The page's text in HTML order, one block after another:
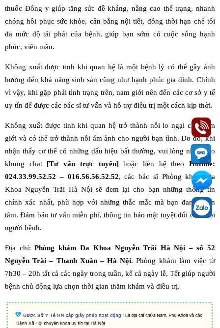
thuốc Đông y giúp tăng sức đề kháng, nâng cao thể trạng, nhanh
chóng hồi phục sức khỏe, cân bằng nội tiết, đồng thời hạn chế tối
đa mức độ tái phát của bệnh, giúp bạn sớm có cuộc sống hạnh
phúc, viên mãn.
Không xuất được tinh khi quan hệ là một bệnh lý có thể gây ảnh
hưởng đến khả năng sinh sản cũng như hạnh phúc gia đình. Chính
vì vậy, khi gặp phải tình trạng trên, nam giới nên đến các cơ sở y tế
uy tín để được các bác sĩ tư vấn và hỗ trợ điều trị một cách kịp thời.
Không xuất được tinh khi quan hệ trở thành nỗi lo ngại cho nam
giới và có thể trở thành nỗi ám ảnh cho người bạn tình. Do đó, khi
nhận thấy cơ thể có những dấu hiệu bất thường, vui lòng nhấp vào
khung chat [Tư vấn trực tuyến] hoặc liên hệ theoHotline:
024.33.99.52.52 – 016.56.56.52.52, các bác sĩ Phòng khám Đa
Khoa Nguyễn Trãi Hà Nội sẽ đem lại cho bạn những thông tin
chính xác nhất, phù hợp với những thắc mắc mà bạn đang quan
tâm. Đảm bảo tư vấn miễn phí, thông tin bảo mật tuyệt đối cho mọi
người bệnh.
Địa chỉ:Phòng khám Đa Khoa Nguyễn Trãi Hà Nội – số 52
Nguyễn Trãi – Thanh Xuân – Hà Nội. Phòng khám làm việc từ
7h30 – 20h tất cả các ngày trong tuần, kể cả ngày lễ, Tết giúp người
bệnh chủ động lựa chọn thời gian thăm khám và điều trị.